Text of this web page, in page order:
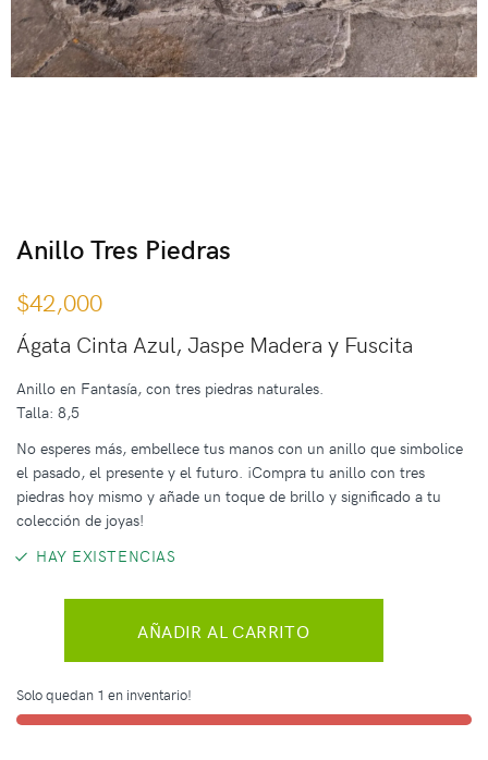
Anillo Tres Piedras
$42,000
Ágata Cinta Azul, Jaspe Madera y Fuscita
Anillo en Fantasía, con tres piedras naturales.
Talla: 8,5
No esperes más, embellece tus manos con un anillo que simbolice
el pasado, el presente y el futuro. ¡Compra tu anillo con tres
piedras hoy mismo y añade un toque de brillo y significado a tu
colección de joyas!
HAY EXISTENCIAS
AÑADIR AL CARRITO
Solo quedan 1 en inventario!